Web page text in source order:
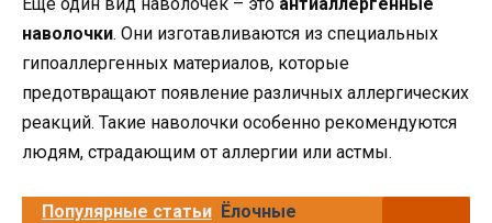
наволочки. Они изготавливаются из специальных
гипоаллергенных материалов, которые
предотвращают появление различных аллергических
реакций. Такие наволочки особенно рекомендуются
людям, страдающим от аллергии или астмы.
Популярные статьи Ёлочные